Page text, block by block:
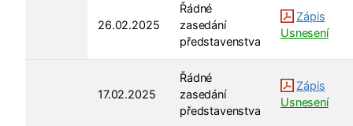
26.02.2025
Řádné
zasedání
představenstva
Zápis
Usnesení
17.02.2025
Řádné
zasedání
představenstva
Zápis
Usnesení